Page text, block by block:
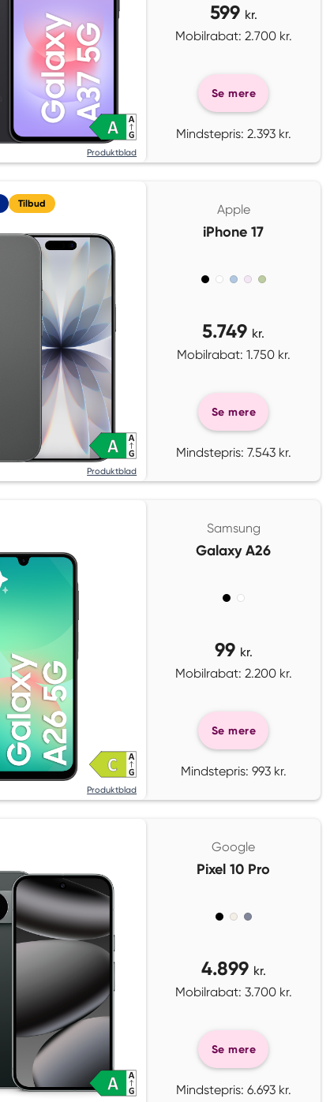
Produktblad
599 kr.
Mobilrabat: 2.700 kr.
Se mere
Mindstepris: 2.393 kr.
Tilbud
Produktblad
Apple
iPhone 17
5.749 kr.
Mobilrabat: 1.750 kr.
Se mere
Mindstepris: 7.543 kr.
Produktblad
Samsung
Galaxy A26
99 kr.
Mobilrabat: 2.200 kr.
Se mere
Mindstepris: 993 kr.
Google
Pixel 10 Pro
4.899 kr.
Mobilrabat: 3.700 kr.
Se mere
Mindstepris: 6.693 kr.